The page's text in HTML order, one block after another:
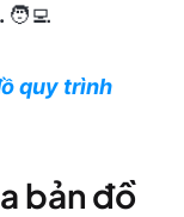
🧑‍💻
quy trình
bản đồ